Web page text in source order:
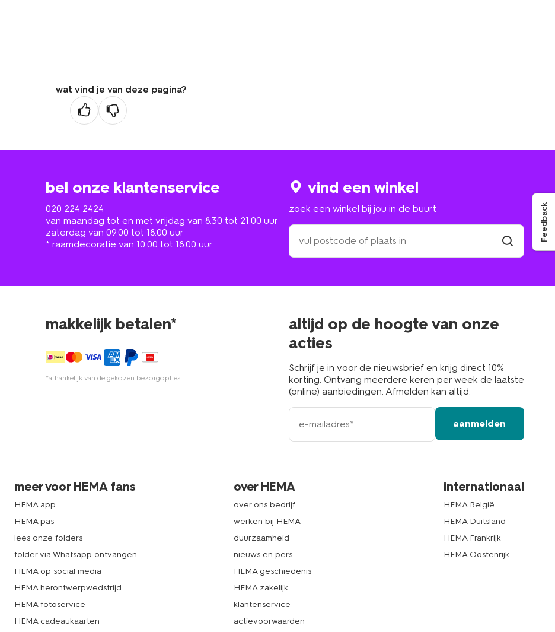
wat vind je van deze pagina?
bel onze klantenservice
020 224 2424
van maandag tot en met vrijdag van 8.30 tot 21.00 uur
zaterdag van 09.00 tot 18.00 uur
* raamdecoratie van 10.00 tot 18.00 uur
vind een winkel
zoek een winkel bij jou in de buurt
zoek
een
winkel
in
makkelijk betalen*
*afhankelijk van de gekozen bezorgopties
altijd op de hoogte van onze
acties
Schrijf je in voor de nieuwsbrief en krijg direct 10%
korting. Ontvang meerdere keren per week de laatste
(online) aanbiedingen. Afmelden kan altijd.
e-
mailadres
aanmelden
meer voor HEMA fans
HEMA app
HEMA pas
lees onze folders
folder via Whatsapp ontvangen
HEMA op social media
HEMA herontwerpwedstrijd
HEMA fotoservice
HEMA cadeaukaarten
over HEMA
over ons bedrijf
werken bij HEMA
duurzaamheid
nieuws en pers
HEMA geschiedenis
HEMA zakelijk
klantenservice
actievoorwaarden
internationaal
HEMA België
HEMA Duitsland
HEMA Frankrijk
HEMA Oostenrijk
Feedback